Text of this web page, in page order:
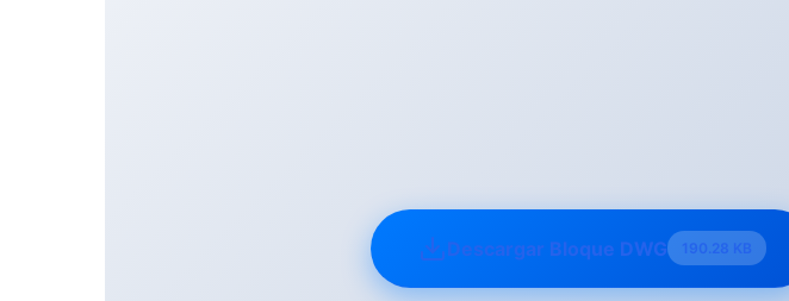
Descargar Bloque DWG 190.28 KB